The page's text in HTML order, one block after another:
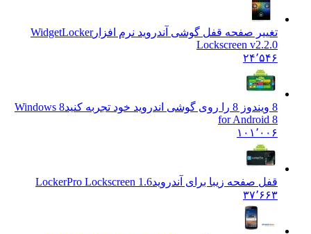
تغییر صفحه قفل گوشی آندروید نرم افزار WidgetLocker
Lockscreen v2.2.0
۲۴٬۵۴۶
Windows 8
for Android 8
۱۰۱٬۰۰۶
قفل صفحه زیبا برای آندرویدLockerPro Lockscreen 1.6
۳۷٬۶۶۳